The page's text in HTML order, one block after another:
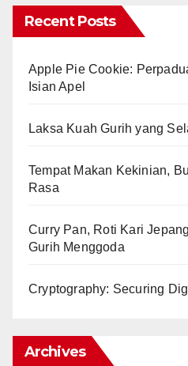
Recent Posts
Apple Pie Cookie:
Isian Apel
Laksa Kuah Gurih yang
Tempat Makan Kekinian,
Rasa
Curry Pan, Roti Kari
Gurih Menggoda
Cryptography: Securing
Archives